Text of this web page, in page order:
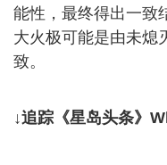
能性，最终得出一致
大火极可能是由未熄
致。
↓追踪《星岛头条》